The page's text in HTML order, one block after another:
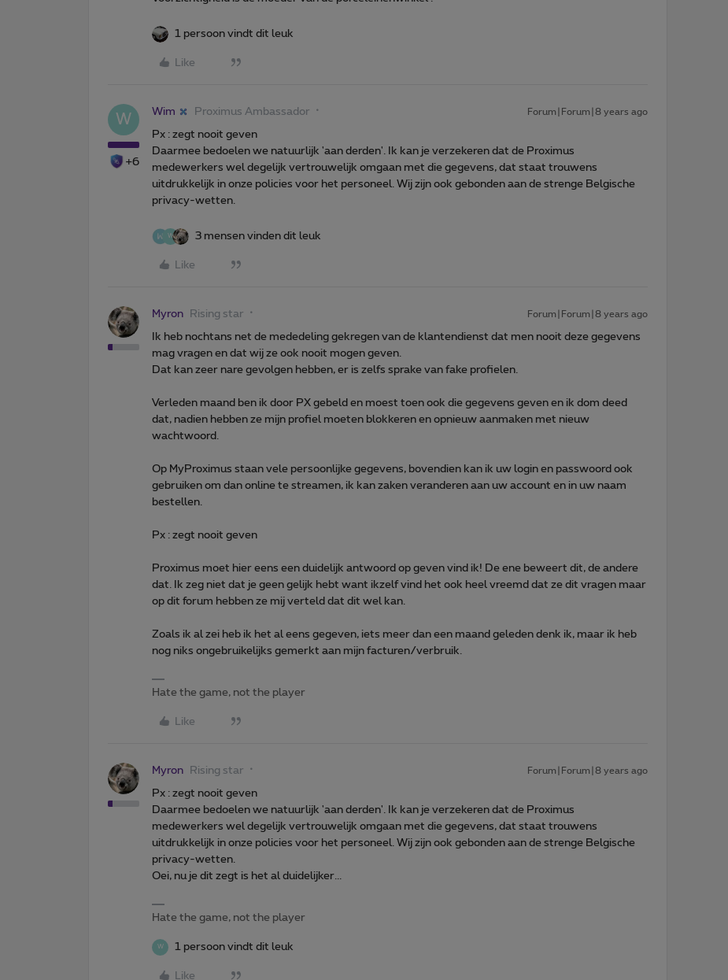
1 persoon vindt dit leuk
Like
W
+6
Wim Proximus Ambassador Forum|Forum|8 years ago
Px : zegt nooit geven
Daarmee bedoelen we natuurlijk 'aan derden'. Ik kan je verzekeren dat de Proximus
medewerkers wel degelijk vertrouwelijk omgaan met die gegevens, dat staat trouwens
uitdrukkelijk in onze policies voor het personeel. Wij zijn ook gebonden aan de strenge Belgische
privacy-wetten.
W 3 mensen vinden dit leuk
Like
Myron Rising star Forum|Forum|8 years ago
Ik heb nochtans net de mededeling gekregen van de klantendienst dat men nooit deze gegevens
mag vragen en dat wij ze ook nooit mogen geven.
Dat kan zeer nare gevolgen hebben, er is zelfs sprake van fake profielen.
Verleden maand ben ik door PX gebeld en moest toen ook die gegevens geven en ik dom deed
dat, nadien hebben ze mijn profiel moeten blokkeren en opnieuw aanmaken met nieuw
wachtwoord.
Op MyProximus staan vele persoonlijke gegevens, bovendien kan ik uw login en passwoord ook
gebruiken om dan online te streamen, ik kan zaken veranderen aan uw account en in uw naam
bestellen.
Px : zegt nooit geven
Proximus moet hier eens een duidelijk antwoord op geven vind ik! De ene beweert dit, de andere
dat. Ik zeg niet dat je geen gelijk hebt want ikzelf vind het ook heel vreemd dat ze dit vragen maar
op dit forum hebben ze mij verteld dat dit wel kan.
Zoals ik al zei heb ik het al eens gegeven, iets meer dan een maand geleden denk ik, maar ik heb
nog niks ongebruikelijks gemerkt aan mijn facturen/verbruik.
Hate the game, not the player
Like
Myron Rising star Forum|Forum|8 years ago
Px : zegt nooit geven
Daarmee bedoelen we natuurlijk 'aan derden'. Ik kan je verzekeren dat de Proximus
medewerkers wel degelijk vertrouwelijk omgaan met die gegevens, dat staat trouwens
uitdrukkelijk in onze policies voor het personeel. Wij zijn ook gebonden aan de strenge Belgische
privacy-wetten.
Oei, nu je dit zegt is het al duidelijker...
Hate the game, not the player
W 1 persoon vindt dit leuk
Like